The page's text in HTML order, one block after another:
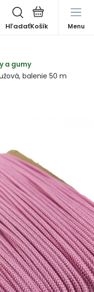
Hľadať Menu
a gumy
balenie 50 m